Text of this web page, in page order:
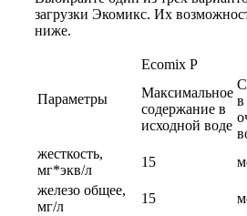
загрузки Экомикс. Их
ниже.
Параметры
Ecomix P
Максимальное
содержание в
исходной воде
в
жесткость,
мг*экв/л
15
железо общее,
мг/л
15